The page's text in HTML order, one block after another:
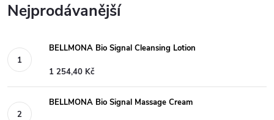
Nejprodávanější
BELLMONA Bio Signal Cleansing Lotion
1 254,40 Kč
BELLMONA Bio Signal Massage Cream